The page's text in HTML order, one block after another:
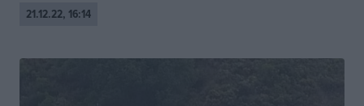
21.12.22, 16:14